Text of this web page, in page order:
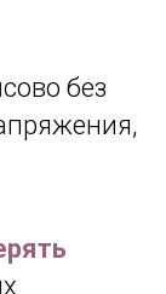
без